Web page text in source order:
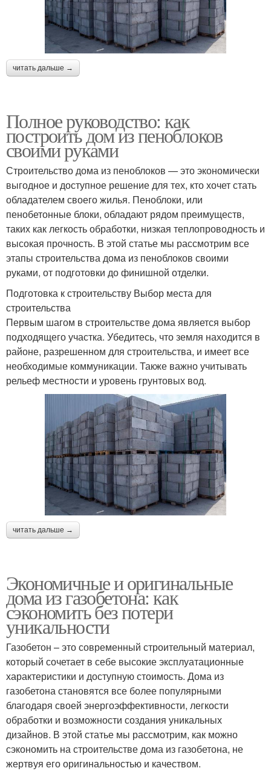
читать дальше →
Полное руководство: как
построить дом из пеноблоков
своими руками
Строительство дома из пеноблоков — это экономически
выгодное и доступное решение для тех, кто хочет стать
обладателем своего жилья. Пеноблоки, или
пенобетонные блоки, обладают рядом преимуществ,
таких как легкость обработки, низкая теплопроводность и
высокая прочность. В этой статье мы рассмотрим все
этапы строительства дома из пеноблоков своими
руками, от подготовки до финишной отделки.
Подготовка к строительству Выбор места для
строительства
Первым шагом в строительстве дома является выбор
подходящего участка. Убедитесь, что земля находится в
районе, разрешенном для строительства, и имеет все
необходимые коммуникации. Также важно учитывать
рельеф местности и уровень грунтовых вод.
читать дальше →
Экономичные и оригинальные
дома из газобетона: как
сэкономить без потери
уникальности
Газобетон – это современный строительный материал,
который сочетает в себе высокие эксплуатационные
характеристики и доступную стоимость. Дома из
газобетона становятся все более популярными
благодаря своей энергоэффективности, легкости
обработки и возможности создания уникальных
дизайнов. В этой статье мы рассмотрим, как можно
сэкономить на строительстве дома из газобетона, не
жертвуя его оригинальностью и качеством.